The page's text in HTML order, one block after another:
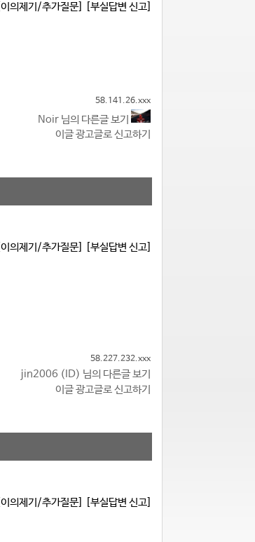
[이의제기/추가질문] [부실답변 신고]
58.141.26.xxx
Noir 님의 다른글 보기
이글 광고글로 신고하기
[이의제기/추가질문] [부실답변 신고]
58.227.232.xxx
jin2006 (ID) 님의 다른글 보기
이글 광고글로 신고하기
[이의제기/추가질문] [부실답변 신고]